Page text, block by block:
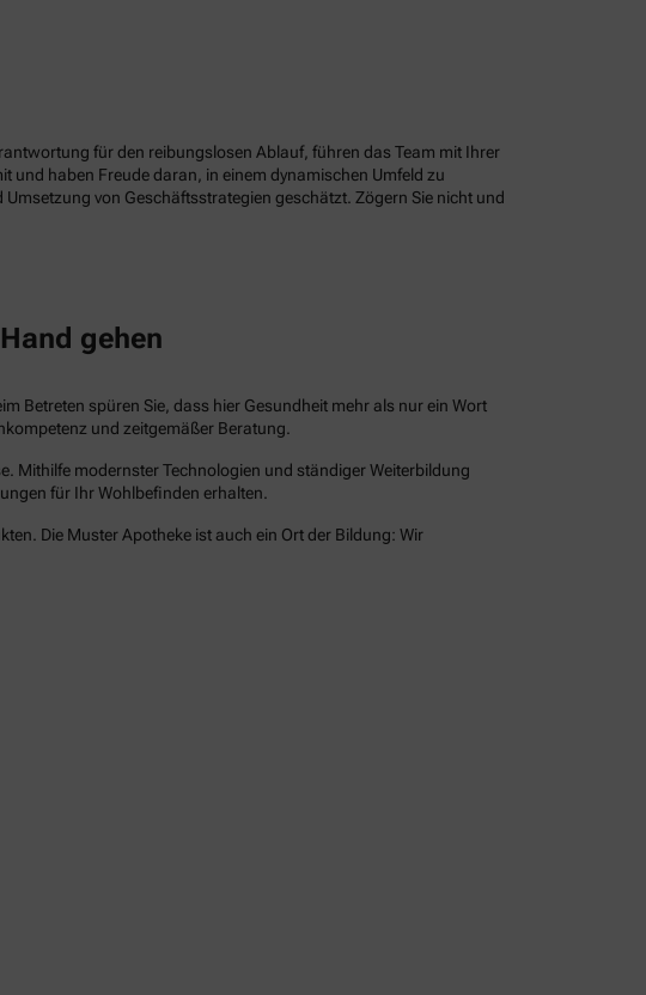
für den reibungslosen Ablauf, führen das Team mit Ihrer
und haben Freude daran, in einem dynamischen Umfeld zu
von Geschäftsstrategien geschätzt. Zögern Sie nicht und
gehen
Betreten spüren Sie, dass hier Gesundheit mehr als nur ein Wort
und zeitgemäßer Beratung.
Mithilfe modernster Technologien und ständiger Weiterbildung
für Ihr Wohlbefinden erhalten.
Die Muster Apotheke ist auch ein Ort der Bildung: Wir